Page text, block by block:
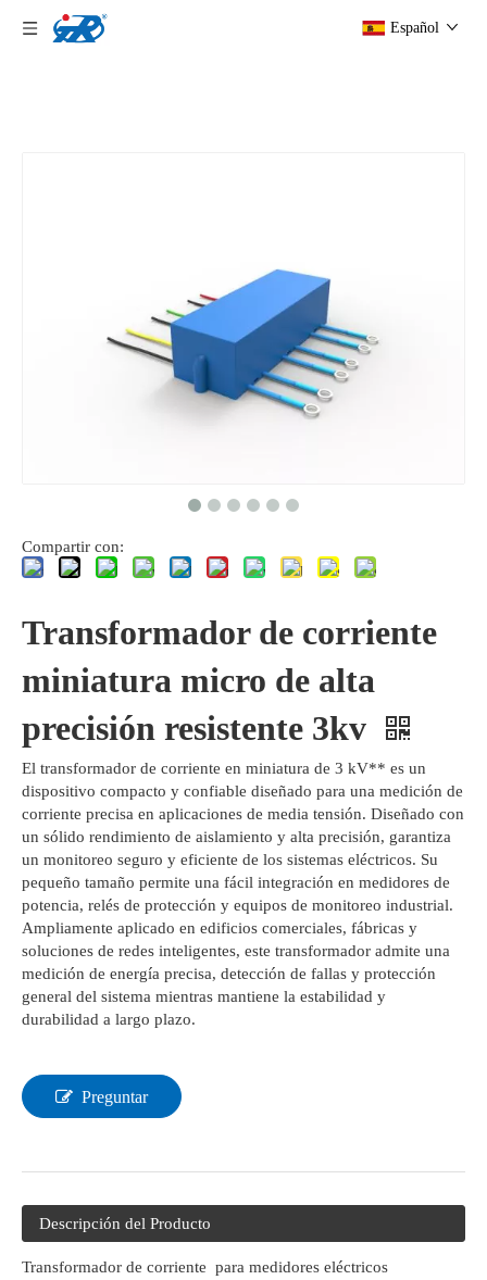
Español
Compartir con:
Transformador de corriente
miniatura micro de alta
precisión resistente 3kv
El transformador de corriente en miniatura de 3 kV** es un
dispositivo compacto y confiable diseñado para una medición de
corriente precisa en aplicaciones de media tensión. Diseñado con
un sólido rendimiento de aislamiento y alta precisión, garantiza
un monitoreo seguro y eficiente de los sistemas eléctricos. Su
pequeño tamaño permite una fácil integración en medidores de
potencia, relés de protección y equipos de monitoreo industrial.
Ampliamente aplicado en edificios comerciales, fábricas y
soluciones de redes inteligentes, este transformador admite una
medición de energía precisa, detección de fallas y protección
general del sistema mientras mantiene la estabilidad y
durabilidad a largo plazo.
Preguntar
Descripción del Producto
Transformador de corriente para medidores eléctricos